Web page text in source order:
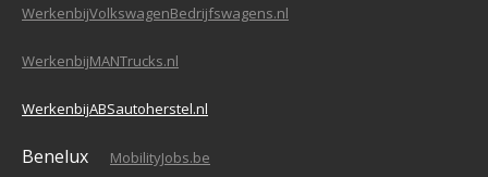
WerkenbijVolkswagenBedrijfswagens.nl
WerkenbijMANTrucks.nl
WerkenbijABSautoherstel.nl
Benelux MobilityJobs.be